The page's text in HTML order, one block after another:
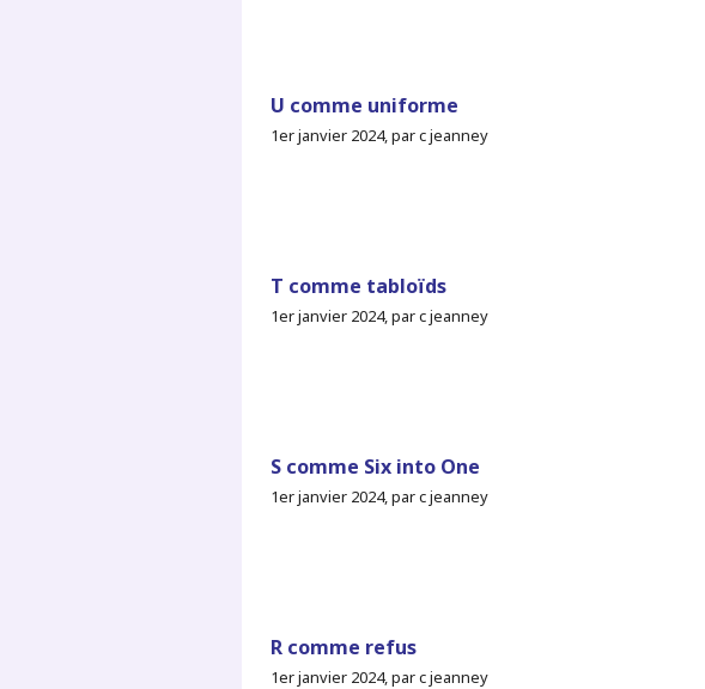
U comme uniforme
1er janvier 2024, par c jeanney
T comme tabloïds
1er janvier 2024, par c jeanney
S comme Six into One
1er janvier 2024, par c jeanney
R comme refus
1er janvier 2024, par c jeanney